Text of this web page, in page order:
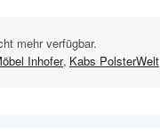
mehr verfügbar.
Inhofer, Kabs PolsterWelt